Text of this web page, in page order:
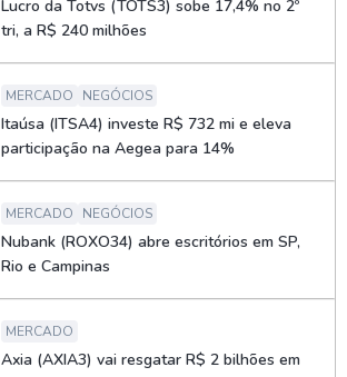
Lucro da Totvs (TOTS3) sobe 17,4% no 2º
tri, a R$ 240 milhões
MERCADO NEGÓCIOS
Itaúsa (ITSA4) investe R$ 732 mi e eleva
participação na Aegea para 14%
MERCADO NEGÓCIOS
Nubank (ROXO34) abre escritórios em SP,
Rio e Campinas
MERCADO
Axia (AXIA3) vai resgatar R$ 2 bilhões em